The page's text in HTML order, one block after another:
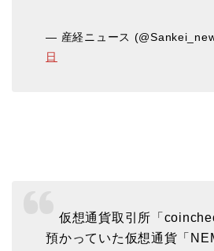
— 産経ニュース
日
仮想通貨取引所「
預かっていた仮想通貨「